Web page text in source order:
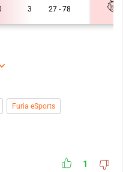
3 27 - 78
Furia eSports
1